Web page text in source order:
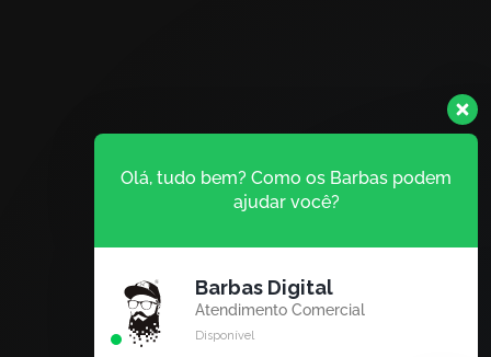
Olá, tudo bem? Como os Barbas podem
ajudar você?
Barbas Digital
Atendimento Comercial
Disponível